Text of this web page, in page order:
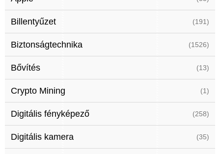
Billentyűzet (191)
Biztonságtechnika (1526)
Bővítés (13)
Crypto Mining (1)
Digitális fényképező (258)
Digitális kamera (35)